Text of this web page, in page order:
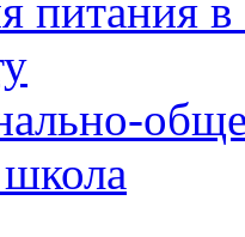
питания в